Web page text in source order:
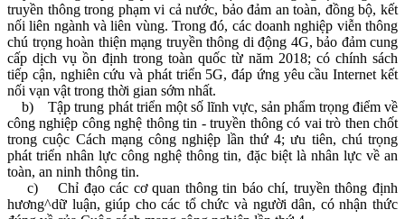
truyền thông trong phạm vi cả nước, bảo đảm an toàn, đồng bộ, kết
nối liên ngành và liên vùng. Trong đó, các doanh nghiệp viễn thông
chú trọng hoàn thiện mạng truyền thông di động 4G, bảo đảm cung
cấp dịch vụ ồn định trong toàn quốc từ năm 2018; có chính sách
tiếp cận, nghiên cứu và phát triển 5G, đáp ứng yêu cầu Internet kết
nối vạn vật trong thời gian sớm nhất.
b) Tập trung phát triển một số lĩnh vực, sản phẩm trọng điểm về
công nghiệp công nghệ thông tin - truyền thông có vai trò then chốt
trong cuộc Cách mạng công nghiệp lần thứ 4; ưu tiên, chú trọng
phát triển nhân lực công nghệ thông tin, đặc biệt là nhân lực về an
toàn, an ninh thông tin.
c) Chỉ đạo các cơ quan thông tin báo chí, truyền thông định
hương^dữ luận, giúp cho các tổ chức và người dân, có nhận thức